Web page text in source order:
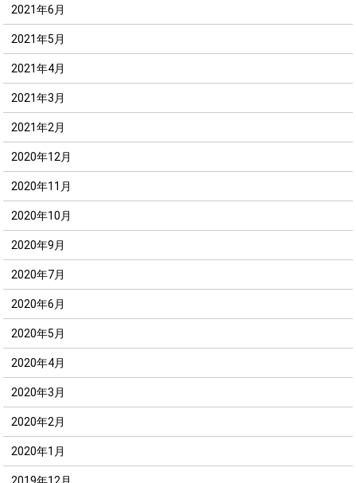
2021年6月
2021年5月
2021年4月
2021年3月
2021年2月
2020年12月
2020年11月
2020年10月
2020年9月
2020年7月
2020年6月
2020年5月
2020年4月
2020年3月
2020年2月
2020年1月